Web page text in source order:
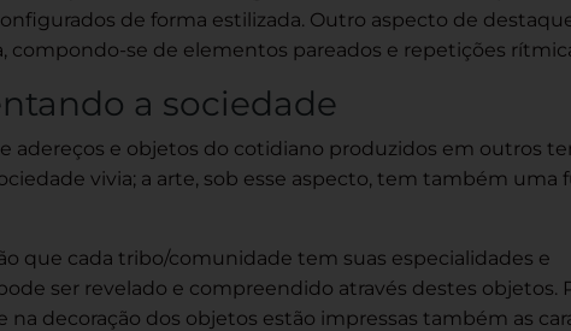
de forma estilizada. Outro aspecto de
compondo-se de elementos pareados e repetições
a sociedade
adereços e objetos do cotidiano produzidos em outros
vivia; a arte, sob esse aspecto, tem também uma
que cada tribo/comunidade tem suas especialidades e
ser revelado e compreendido através destes objetos.
decoração dos objetos estão impressas também as